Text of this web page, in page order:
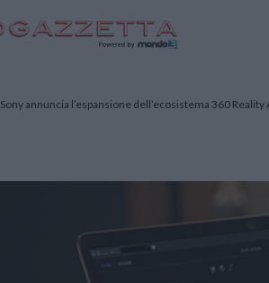
Sony annuncia l’espansione dell’ecosistema 360 Reality